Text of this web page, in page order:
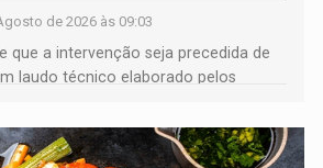
de 2026 às 09:03
que a intervenção seja precedida de
laudo técnico elaborado pelos